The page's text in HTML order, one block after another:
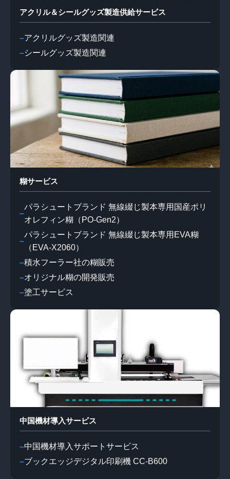
アクリル＆シールグッズ製造供給サービス
アクリルグッズ製造関連
シールグッズ製造関連
糊サービス
パラシュートブランド 無線綴じ製本専用国産ポリ
オレフィン糊（PO-Gen2）
パラシュートブランド 無線綴じ製本専用EVA糊
（EVA-X2060）
積水フーラー社の糊販売
オリジナル糊の開発販売
塗工サービス
中国機材導入サービス
中国機材導入サポートサービス
ブックエッジデジタル印刷機 CC-B600